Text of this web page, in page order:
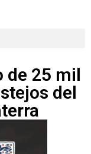
de 25 mil
del